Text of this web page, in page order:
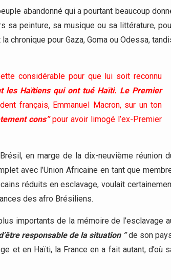
abandonné qui a pourtant beaucoup
sa peinture, sa musique ou sa littérature,
chronique pour Gaza, Goma ou Odessa,
considérable pour que lui soit reconnu
les Haïtiens qui ont tué Haïti. Le Premier
français, Emmanuel Macron, sur un ton
cons”pour avoir limogé l’ex-Premier
en marge de la dix-neuvième réunion
avec l’Union Africaine en tant que
réduits en esclavage, voulait
des afro Brésiliens.
importants de la mémoire de l’esclavage
responsable de la situation ”de son
et en Haïti, la France en a fait autant, d’où